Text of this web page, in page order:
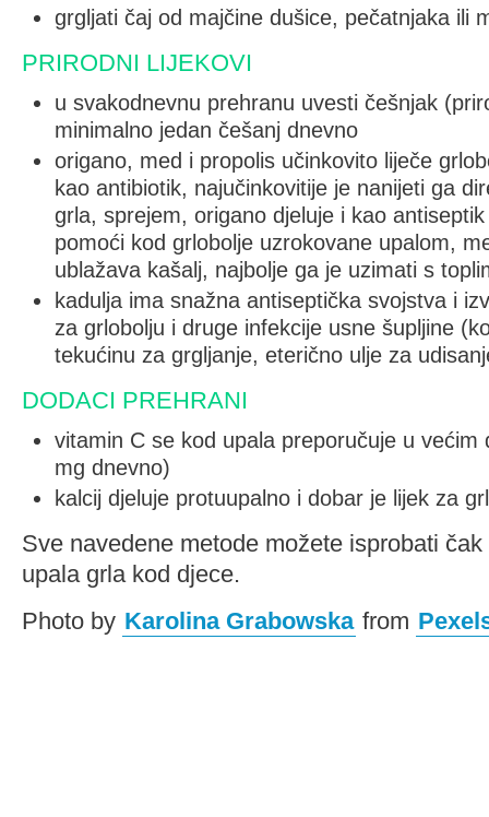
grgljati čaj od majčine dušice, pečatnjaka ili
PRIRODNI LIJEKOVI
u svakodnevnu prehranu uvesti češnjak
minimalno jedan češanj dnevno
origano, med i propolis učinkovito liječe
kao antibiotik, najučinkovitije je nanijeti ga
grla, sprejem, origano djeluje i kao
pomoći kod grlobolje uzrokovane upalom,
ublažava kašalj, najbolje ga je uzimati s
kadulja ima snažna antiseptička svojstva i
za grlobolju i druge infekcije usne šupljine
tekućinu za grgljanje, eterično ulje za
DODACI PREHRANI
vitamin C se kod upala preporučuje u većim
mg dnevno)
kalcij djeluje protuupalno i dobar je lijek za
Sve navedene metode možete isprobati
upala grla kod djece.
Photo by Karolina Grabowska from